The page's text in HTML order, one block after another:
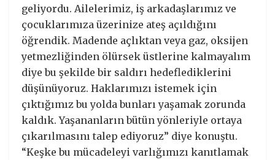
geliyordu. Ailelerimiz, iş arkadaşlarımız ve
çocuklarımıza üzerinize ateş açıldığını
öğrendik. Madende açlıktan veya gaz, oksijen
yetmezliğinden ölürsek üstlerine kalmayalım
diye bu şekilde bir saldırı hedeflediklerini
düşünüyoruz. Haklarımızı istemek için
çıktığımız bu yolda bunları yaşamak zorunda
kaldık. Yaşananların bütün yönleriyle ortaya
çıkarılmasını talep ediyoruz” diye konuştu.
“Keşke bu mücadeleyi varlığımızı kanıtlamak